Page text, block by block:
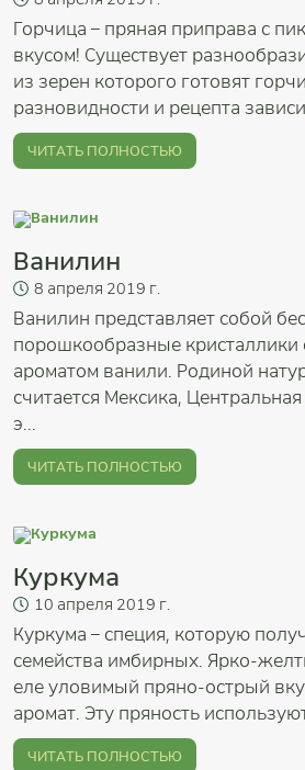
Горчица – пряная приправа с
вкусом! Существует
из зерен которого готовят
разновидности и рецепта
ЧИТАТЬ ПОЛНОСТЬЮ
Ванилин
8 апреля 2019 г.
Ванилин представляет собой
порошкообразные
ароматом ванили. Родиной
считается Мексика,
э...
ЧИТАТЬ ПОЛНОСТЬЮ
Куркума
10 апреля 2019 г.
Куркума – специя, которую
семейства имбирных. Ярко-
еле уловимый пряно-острый
аромат. Эту пряность
ЧИТАТЬ ПОЛНОСТЬЮ